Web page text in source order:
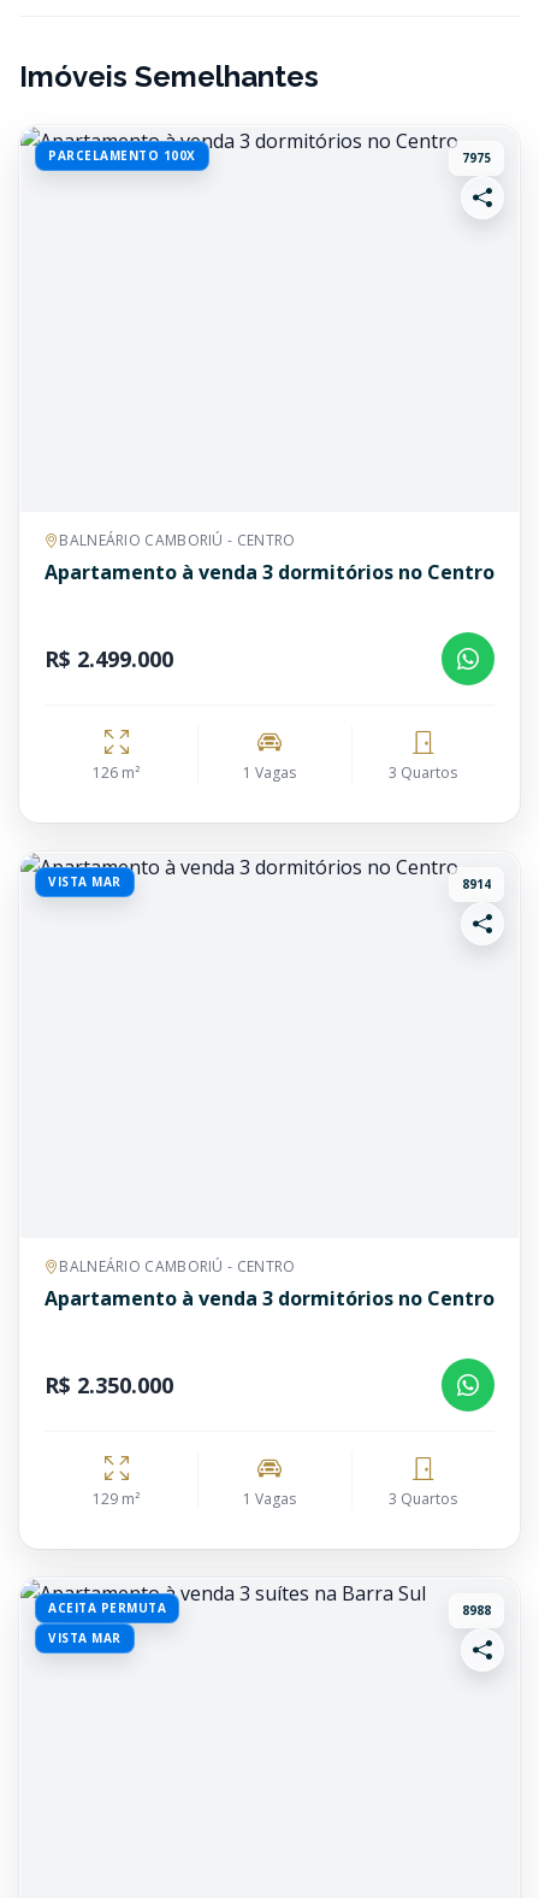
Imóveis Semelhantes
PARCELAMENTO 100X 7975
BALNEÁRIO CAMBORIÚ - CENTRO
Apartamento à venda 3 dormitórios no Centro
R$ 2.499.000
126 m² 1 Vagas 3 Quartos
VISTA MAR 8914
BALNEÁRIO CAMBORIÚ - CENTRO
Apartamento à venda 3 dormitórios no Centro
R$ 2.350.000
129 m² 1 Vagas 3 Quartos
ACEITA PERMUTA
VISTA MAR
8988